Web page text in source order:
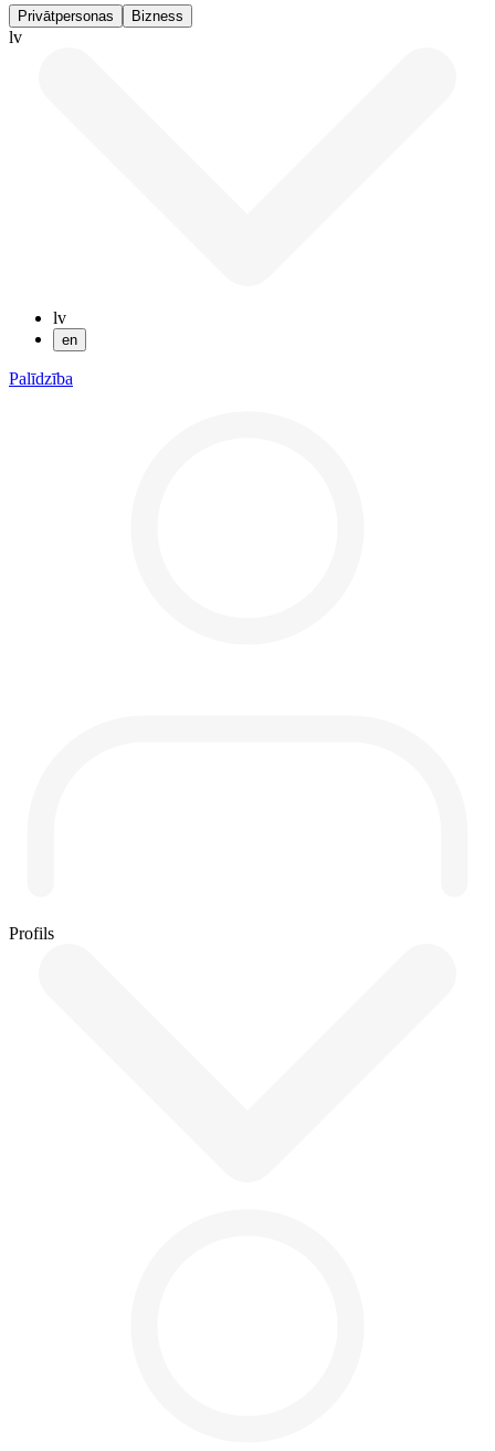
Privātpersonas Bizness
lv
lv
en
Palīdzība
Profils